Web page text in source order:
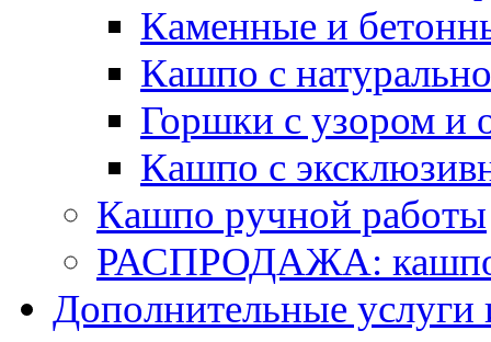
Каменные и
Кашпо с
Горшки с узором и
Кашпо с
Кашпо ручной работы
РАСПРОДАЖА: кашпо
Дополнительные услуги